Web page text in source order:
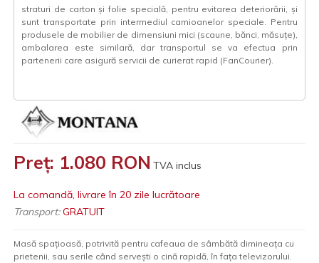
straturi de carton și folie specială, pentru evitarea deteriorării, și
sunt transportate prin intermediul camioanelor speciale. Pentru
produsele de mobilier de dimensiuni mici (scaune, bănci, măsuțe),
ambalarea este similară, dar transportul se va efectua prin
partenerii care asigură servicii de curierat rapid (FanCourier).
Preț: 1.080 RON TVA inclus
La comandă, livrare în 20 zile lucrătoare
Transport: GRATUIT
Masă spațioasă, potrivită pentru cafeaua de sâmbătă dimineața cu
prietenii, sau serile când serveşti o cină rapidă, în fața televizorului.